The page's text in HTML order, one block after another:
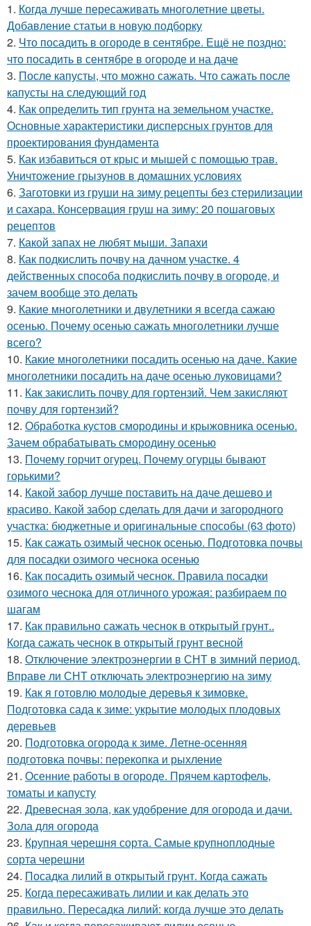
1. Когда лучше пересаживать многолетние цветы.
Добавление статьи в новую подборку
2. Что посадить в огороде в сентябре. Ещё не поздно:
что посадить в сентябре в огороде и на даче
3. После капусты, что можно сажать. Что сажать после
капусты на следующий год
4. Как определить тип грунта на земельном участке.
Основные характеристики дисперсных грунтов для
проектирования фундамента
5. Как избавиться от крыс и мышей с помощью трав.
Уничтожение грызунов в домашних условиях
6. Заготовки из груши на зиму рецепты без стерилизации
и сахара. Консервация груш на зиму: 20 пошаговых
рецептов
7. Какой запах не любят мыши. Запахи
8. Как подкислить почву на дачном участке. 4
действенных способа подкислить почву в огороде, и
зачем вообще это делать
9. Какие многолетники и двулетники я всегда сажаю
осенью. Почему осенью сажать многолетники лучше
всего?
10. Какие многолетники посадить осенью на даче. Какие
многолетники посадить на даче осенью луковицами?
11. Как закислить почву для гортензий. Чем закисляют
почву для гортензий?
12. Обработка кустов смородины и крыжовника осенью.
Зачем обрабатывать смородину осенью
13. Почему горчит огурец. Почему огурцы бывают
горькими?
14. Какой забор лучше поставить на даче дешево и
красиво. Какой забор сделать для дачи и загородного
участка: бюджетные и оригинальные способы (63 фото)
15. Как сажать озимый чеснок осенью. Подготовка почвы
для посадки озимого чеснока осенью
16. Как посадить озимый чеснок. Правила посадки
озимого чеснока для отличного урожая: разбираем по
шагам
17. Как правильно сажать чеснок в открытый грунт..
Когда сажать чеснок в открытый грунт весной
18. Отключение электроэнергии в СНТ в зимний период.
Вправе ли СНТ отключать электроэнергию на зиму
19. Как я готовлю молодые деревья к зимовке.
Подготовка сада к зиме: укрытие молодых плодовых
деревьев
20. Подготовка огорода к зиме. Летне-осенняя
подготовка почвы: перекопка и рыхление
21. Осенние работы в огороде. Прячем картофель,
томаты и капусту
22. Древесная зола, как удобрение для огорода и дачи.
Зола для огорода
23. Крупная черешня сорта. Самые крупноплодные
сорта черешни
24. Посадка лилий в открытый грунт. Когда сажать
25. Когда пересаживать лилии и как делать это
правильно. Пересадка лилий: когда лучше это делать